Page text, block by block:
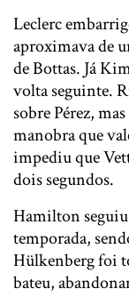
Leclerc
aproximava de
de Bottas. Já
volta seguinte.
sobre Pérez,
manobra que
impediu que
dois segundos.
Hamilton seguiu
temporada,
Hülkenberg foi
bateu,